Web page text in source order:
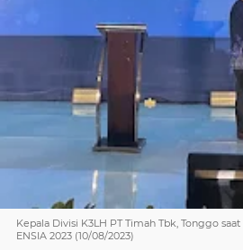
Kepala Divisi K3LH PT Timah Tbk, Tonggo
ENSIA 2023 (10/08/2023)